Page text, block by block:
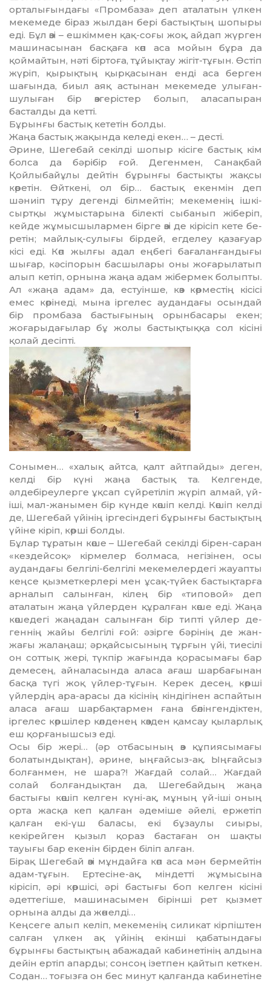
орталығындағы «Промбаза» деп аталатын үлкен
мекемеде біраз жылдан бері бастықтың шопыры
еді. Бұл өзі – ешкіммен қақ-соғы жоқ, айдап жүрген
машинасынан басқаға көп аса мойын бұра да
қоймайтын, нәті біртоға, тұйықтау жігіт-тұғын. Өстіп
жүріп, қырықтың қырқасынан енді аса бер­ген
шағында, биыл аяқ астынан мекемеде улы­ған-
шулыған бір өзгерістер болып, ала­сапыран
басталды да кетті.
Бұрынғы бастық кететін болды.
Жаңа бастық жақында келеді екен… – десті.
Әрине, Шегебай секілді шопыр кісіге бас­тық кім
болса да бәрібір ғой. Дегенмен, Санақбай
Қойлыбайұлы дейтін бұрынғы бастықты жақсы
көретін. Өйткені, ол бір… бастық екенмін деп
шәниіп тұру дегенді білмейтін; мекеменің ішкі-
сыртқы жұмыс­та­рына білекті сыбанып жіберіп,
кейде жұмысшылармен бірге өзі де кірісіп кете бе­­
ре­тін; майлық-сулығы бірдей, егделеу қа­­за­ғуар
кісі еді. Көп жылғы адал еңбегі ба­ға­лан­­ғандығы
шығар, кәсіпорын басшыла­ры оны жоғарылатып
алып кетіп, орнына жаңа адам жібермек болыпты.
Ал «жаңа адам» да, естуінше, көз көрместің кісісі
емес көрінеді, мына іргелес аудандағы осындай
бір промбаза бастығының орынбасары екен;
жоғарыдағылар бұ жолы бастықтыққа сол кісіні
қолай десіпті.
Сонымен… «халық айтса, қалт айтпай­ды» деген,
келді бір күні жаңа бастық та. Келгенде,
әлдебіреулерге ұқсап сүйретіліп жүріп алмай, үй-
іші, мал-жанымен бір күнде көшіп келді. Көшіп келді
де, Шегебай үйінің іргесіндегі бұрынғы бастықтың
үйіне кіріп, көрші болды.
Бұлар тұратын көше – Шегебай секілді бірен-саран
«кездейсоқ» кірмелер болмаса, не­гізінен, осы
аудандағы белгілі-белгілі меке­мелердегі жауапты
кеңсе қызметкерлері мен ұсақ-түйек бастықтарға
арналып са­лынған, кілең бір «типовой» деп
аталатын жаңа үйлерден құралған көше еді. Жаңа
көшедегі жаңадан салынған бір типті үйлер де­
геннің жайы белгілі ғой: әзірге бәрінің де жан-
жағы жалаңаш; әрқайсысының тұрғын үйі, тиесілі
он соттық жері, түкпір жағында қорасымағы бар
демесең, айналасында аласа ағаш шарбағынан
басқа түгі жоқ үйлер-тұғын. Керек десең, көрші
үйлердің ара-арасы да кісінің кіндігінен аспайтын
аласа ағаш шарбақтармен ғана бөлінген­діктен,
іргелес көршілер көлденең көзден қам­сау қыларлық
еш қорғанышсыз еді.
Осы бір жері… (әр отбасының өз құпия­сымағы
болатындықтан), әрине, ыңғайсыз-ақ. Ыңғайсыз
болғанмен, не шара?! Жағдай солай… Жағдай
солай болғандықтан да, Шегебайдың жаңа
бастығы көшіп келген күні-ақ, мұның үй-іші оның
орта жасқа кеп қалған әдеміше әйелі, ержетіп
қалған екі-үш баласы, екі бұзаулы сиыры,
кекірейген қы­зыл қораз бастаған он шақты
тауығы бар екенін бірден біліп алған.
Бірақ Шегебай өзі мұндайға көп аса мән бермейтін
адам-тұғын. Ертесіне-ақ, міндетті жұмысына
кірісіп, әрі көршісі, әрі бастығы боп келген кісіні
әдеттегіше, машинасымен бі­­рін­ші рет қызмет
орнына алды да жөнел­ді…
Кеңсеге алып келіп, мекеменің силикат кірпіштен
салған үлкен ақ үйінің екінші қабатындағы
бұрынғы бастықтың абажадай кабинетінің алдына
дейін ертіп апарды; сонсоң ізетпен қайтып кеткен.
Содан… тоғызға он бес минут қалғанда кабинетіне